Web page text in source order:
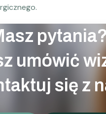
umówić
się z